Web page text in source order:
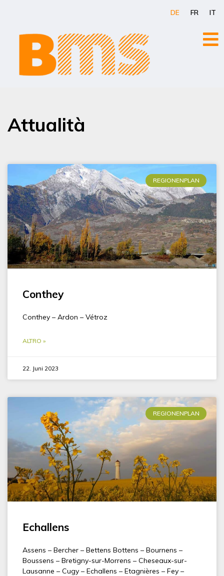
DE FR IT
Attualità
REGIONENPLAN
Conthey
Conthey – Ardon – Vétroz
ALTRO »
22. Juni 2023
REGIONENPLAN
Echallens
Assens – Bercher – Bettens Bottens – Bournens –
Boussens – Bretigny-sur-Morrens – Cheseaux-sur-
Lausanne – Cugy – Echallens – Etagnières – Fey –